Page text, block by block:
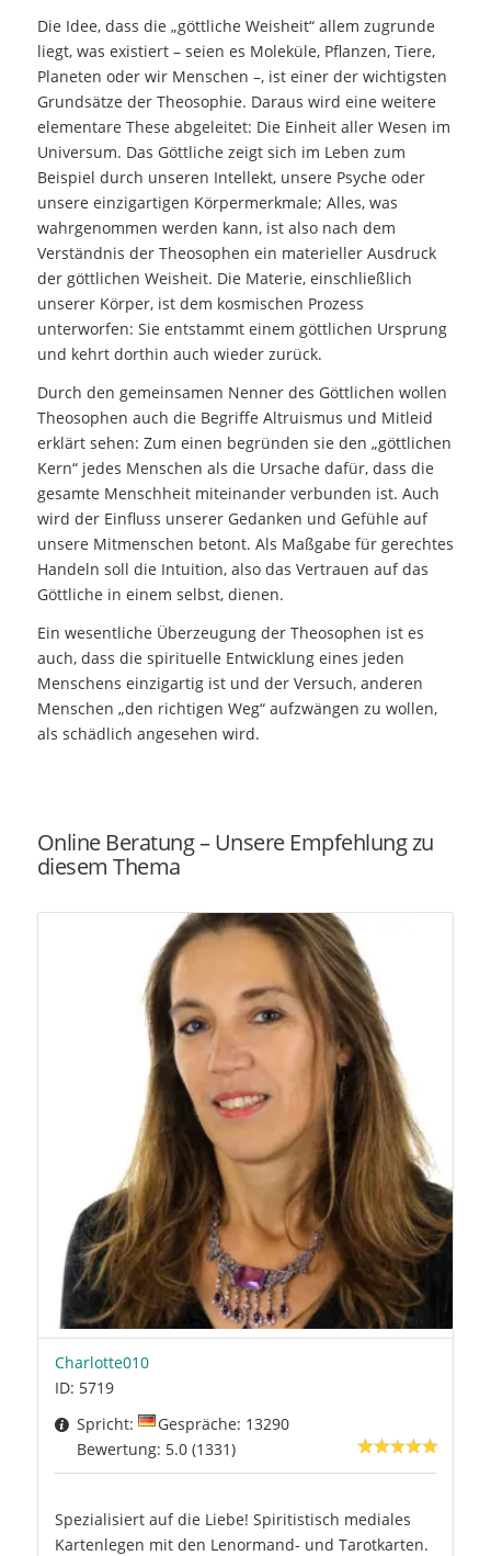
Die Idee, dass die „göttliche Weisheit“ allem zugrunde
liegt, was existiert – seien es Moleküle, Pflanzen, Tiere,
Planeten oder wir Menschen –, ist einer der wichtigsten
Grundsätze der Theosophie. Daraus wird eine weitere
elementare These abgeleitet: Die Einheit aller Wesen im
Universum. Das Göttliche zeigt sich im Leben zum
Beispiel durch unseren Intellekt, unsere Psyche oder
unsere einzigartigen Körpermerkmale; Alles, was
wahrgenommen werden kann, ist also nach dem
Verständnis der Theosophen ein materieller Ausdruck
der göttlichen Weisheit. Die Materie, einschließlich
unserer Körper, ist dem kosmischen Prozess
unterworfen: Sie entstammt einem göttlichen Ursprung
und kehrt dorthin auch wieder zurück.
Durch den gemeinsamen Nenner des Göttlichen wollen
Theosophen auch die Begriffe Altruismus und Mitleid
erklärt sehen: Zum einen begründen sie den „göttlichen
Kern“ jedes Menschen als die Ursache dafür, dass die
gesamte Menschheit miteinander verbunden ist. Auch
wird der Einfluss unserer Gedanken und Gefühle auf
unsere Mitmenschen betont. Als Maßgabe für gerechtes
Handeln soll die Intuition, also das Vertrauen auf das
Göttliche in einem selbst, dienen.
Ein wesentliche Überzeugung der Theosophen ist es
auch, dass die spirituelle Entwicklung eines jeden
Menschens einzigartig ist und der Versuch, anderen
Menschen „den richtigen Weg“ aufzwängen zu wollen,
als schädlich angesehen wird.
Online Beratung – Unsere Empfehlung zu
diesem Thema
Charlotte010
ID: 5719
Spricht:
Gespräche: 13290
Bewertung: 5.0 (1331)
Spezialisiert auf die Liebe! Spiritistisch mediales
Kartenlegen mit den Lenormand- und Tarotkarten.